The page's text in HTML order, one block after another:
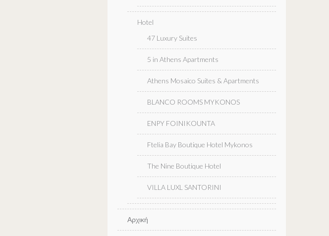
Hotel
47 Luxury Suites
5 in Athens Apartments
Athens Mosaico Suites & Apartments
BLANCO ROOMS MYKONOS
ENPY FOINIKOUNTA
Ftelia Bay Boutique Hotel Mykonos
The Nine Boutique Hotel
VILLA LUXL SANTORINI
Αρχική